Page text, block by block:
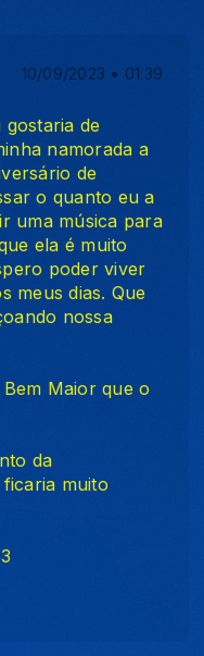
10/09/2023 • 01:39
gostaria de
namorada a
de
o quanto eu a
uma música para
ela é muito
poder viver
meus dias. Que
nossa
Maior que o
da
muito